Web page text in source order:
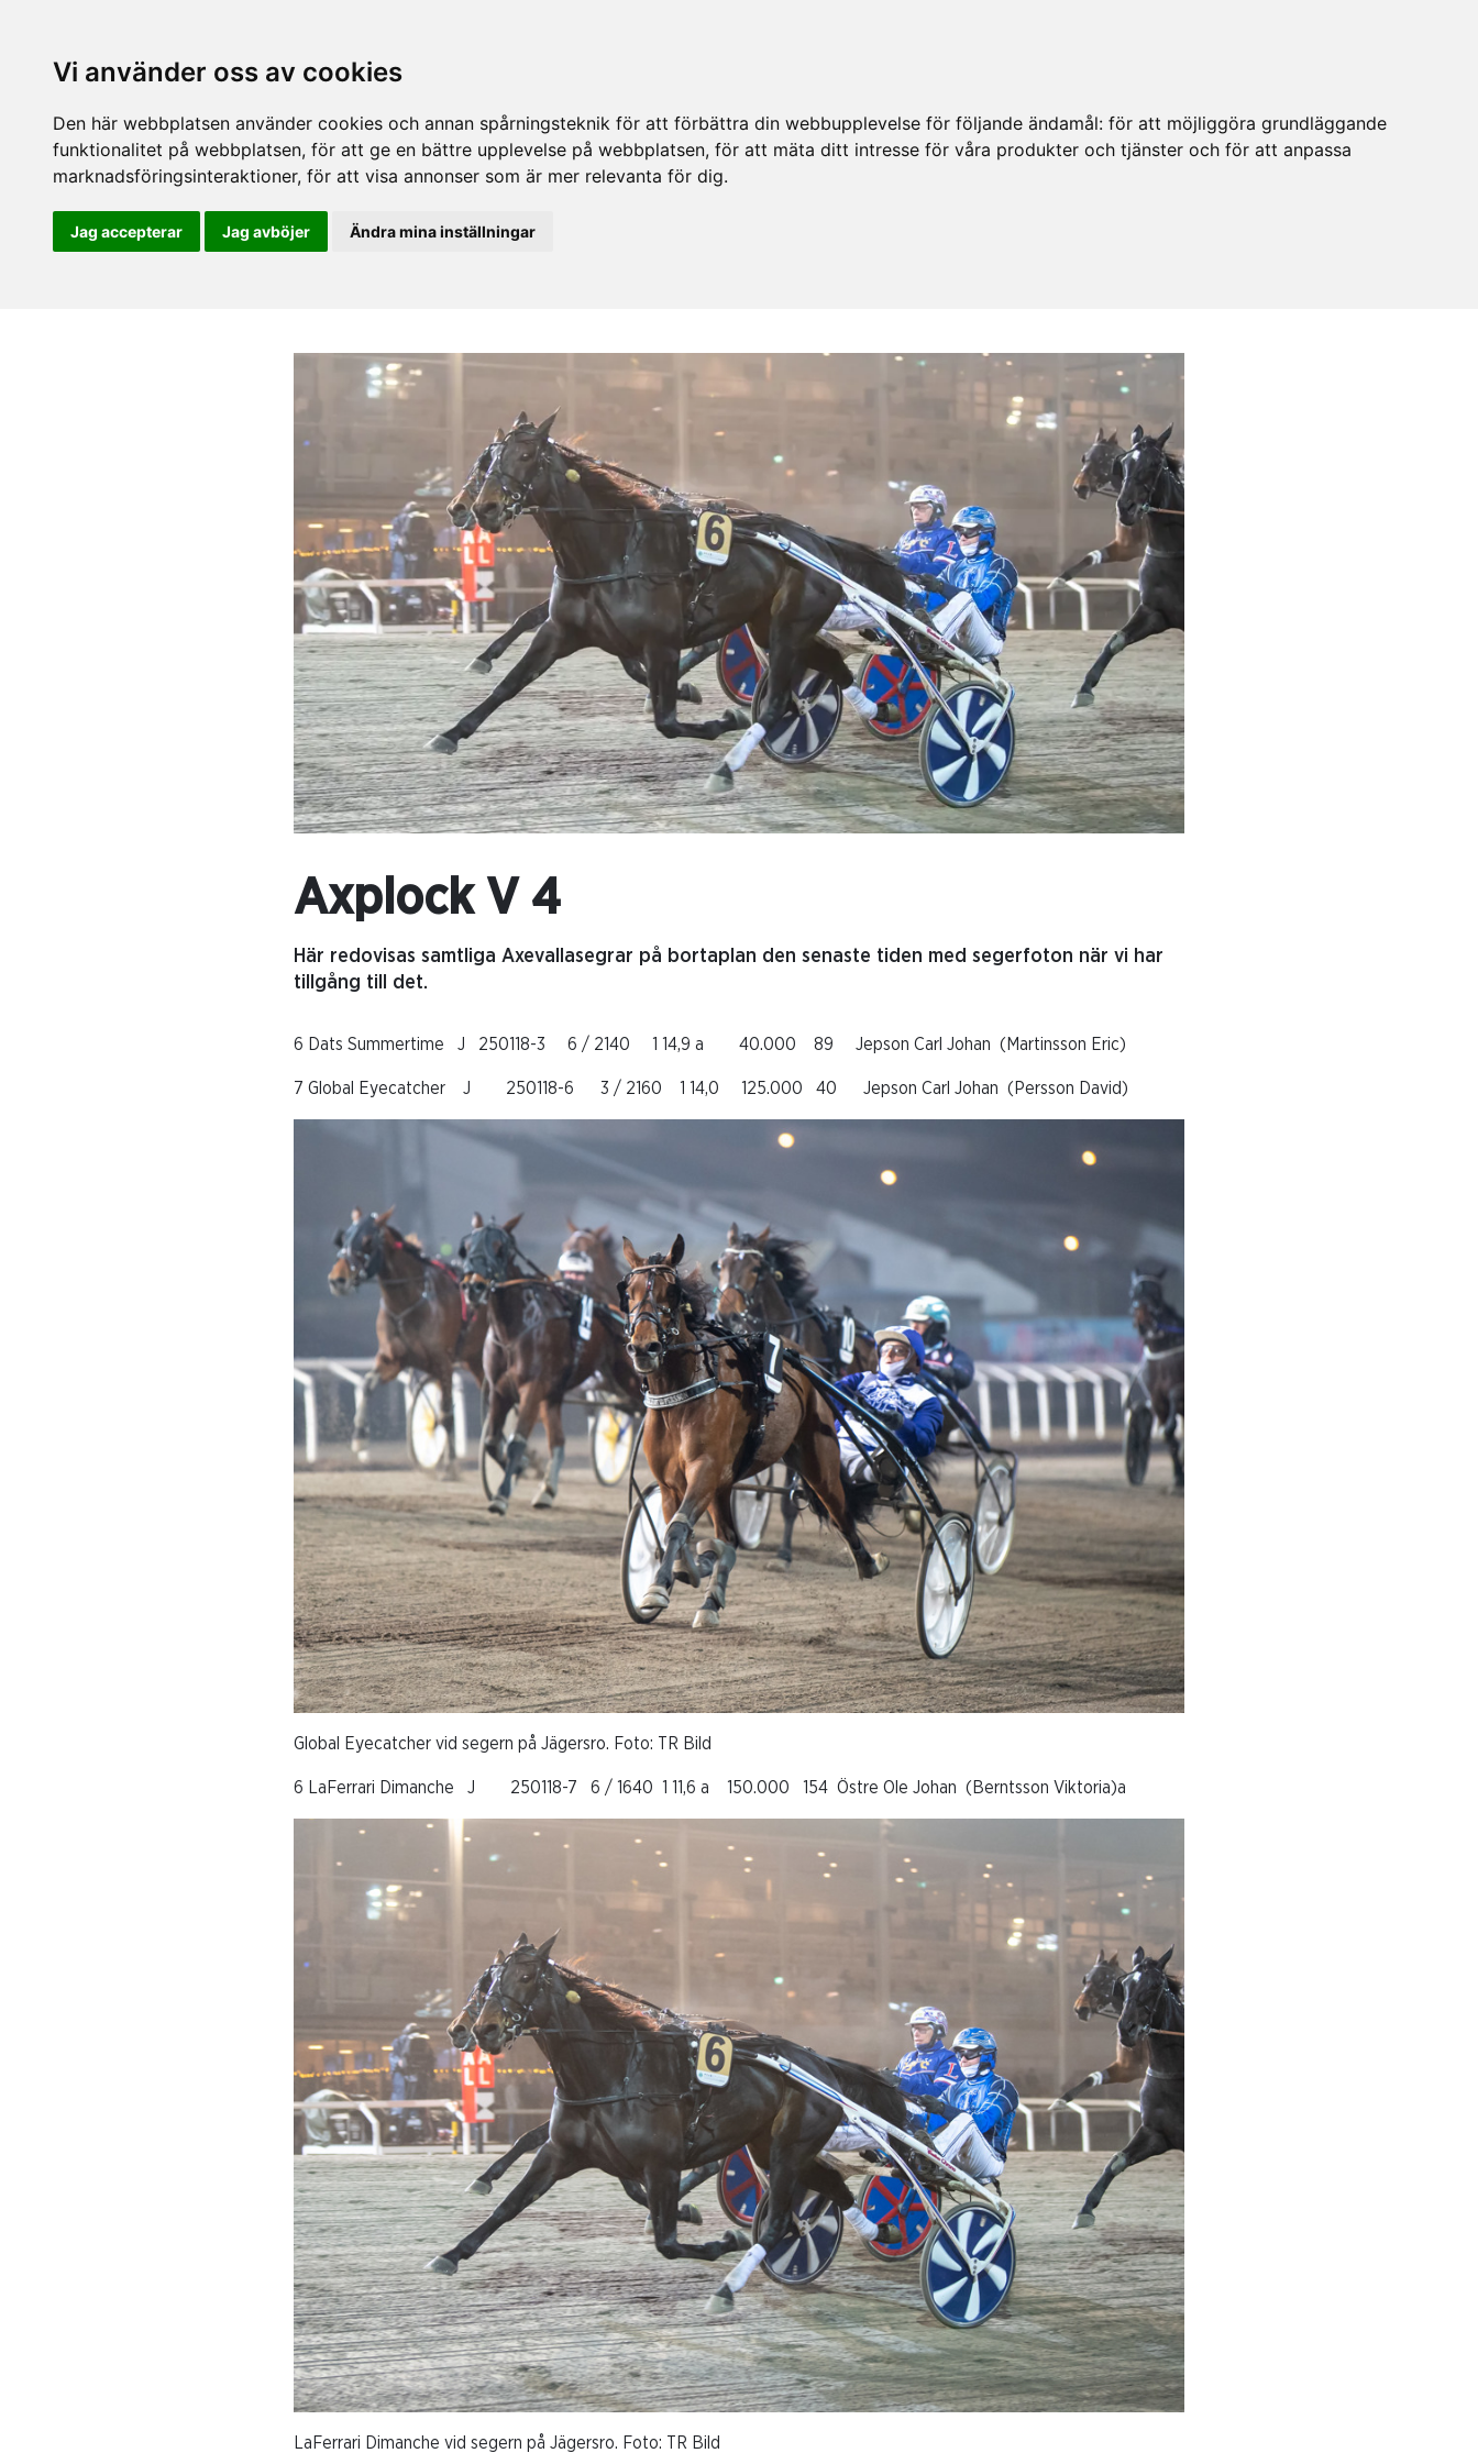
Vi använder oss av cookies
Den här webbplatsen använder cookies och annan spårningsteknik för att förbättra din webbupplevelse för följande ändamål: för att möjliggöra grundläggande
funktionalitet på webbplatsen, för att ge en bättre upplevelse på webbplatsen, för att mäta ditt intresse för våra produkter och tjänster och för att anpassa
marknadsföringsinteraktioner, för att visa annonser som är mer relevanta för dig.
Jag accepterar Jag avböjer Ändra mina inställningar
Axplock V 4
Här redovisas samtliga Axevallasegrar på bortaplan den senaste tiden med segerfoton när vi har
tillgång till det.
6 Dats Summertime J 250118-3 6 / 2140 1 14,9 a 40.000 89 Jepson Carl Johan (Martinsson Eric)
7 Global Eyecatcher J 250118-6 3 / 2160 1 14,0 125.000 40 Jepson Carl Johan (Persson David)
Global Eyecatcher vid segern på Jägersro. Foto: TR Bild
6 LaFerrari Dimanche J 250118-7 6 / 1640 1 11,6 a 150.000 154 Östre Ole Johan (Berntsson Viktoria)a
LaFerrari Dimanche vid segern på Jägersro. Foto: TR Bild